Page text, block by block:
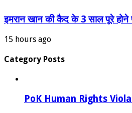
इमरान खान की कैद के 3 साल पूरे
15 hours ago
Category Posts
PoK Human Rights